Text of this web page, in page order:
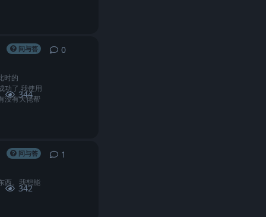
问与答
344
时的
功了 我使用
没有大佬帮
0
问与答
342
西。我想能
1